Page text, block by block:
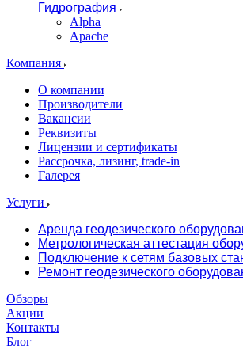
Гидрография
Alpha
Apache
Компания
О компании
Производители
Вакансии
Реквизиты
Лицензии и сертификаты
Рассрочка, лизинг, trade-in
Галерея
Услуги
Аренда геодезического
Метрологическая аттестация
Подключение к сетям базовых
Ремонт геодезического
Обзоры
Акции
Контакты
Блог